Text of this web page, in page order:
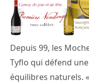
Depuis 99, les
Tyflo qui défend
équilibres naturels.